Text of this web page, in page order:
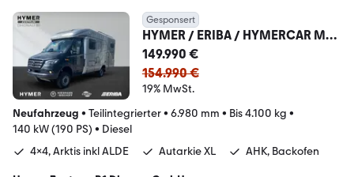
Gesponsert
HYMER / ERIBA / HYMERCAR ML-
T 580 Sie sparen  24355,-
149.990 €
154.990 €
19% MwSt.
Neufahrzeug • Teilintegrierter• 6.980 mm • Bis 4.100 kg •
140 kW (190 PS) • Diesel
4x4, Arktis inkl ALDE
Autarkie XL AHK, Backofen